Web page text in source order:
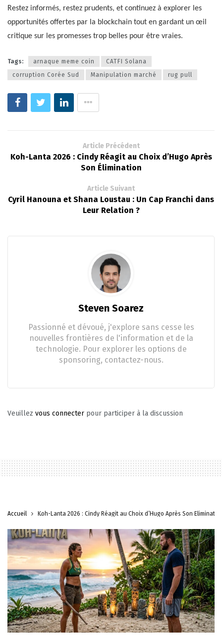
Restez informés, restez prudents, et continuez à explorer les
opportunités offertes par la blockchain tout en gardant un œil
critique sur les promesses trop belles pour être vraies.
Tags: arnaque meme coin
CATFI Solana
corruption Corée Sud
Manipulation marché rug pull
Article Précédent
Koh-Lanta 2026 : Cindy Réagit au Choix d’Hugo Après
Son Élimination
Article Suivant
Cyril Hanouna et Shana Loustau : Un Cap Franchi dans
Leur Relation ?
Steven Soarez
Passionné et dévoué, j'explore sans cesse les
nouvelles frontières de l'information et de la
technologie. Pour explorer les options de
sponsoring, contactez-nous.
Veuillez vous connecter pour participer à la discussion
Accueil Koh-Lanta 2026 : Cindy Réagit au Choix d’Hugo Après Son